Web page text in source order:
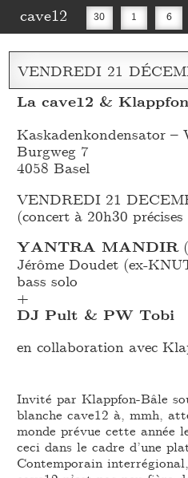
cave12 30 1 6
16 20 27
VENDREDI 21
La cave12 &
Kaskadenkondensator –
Burgweg 7
4058 Basel
VENDREDI 21
(concert à 20h30
YANTRA MANDIR
Jérôme Doudet (ex-
bass solo
+
DJ Pult & PW Tobi
en collaboration avec
Invité par Klappfon-Bâle
blanche cave12 à, mmh,
monde prévue cette année
ceci dans le cadre d’une
Contemporain